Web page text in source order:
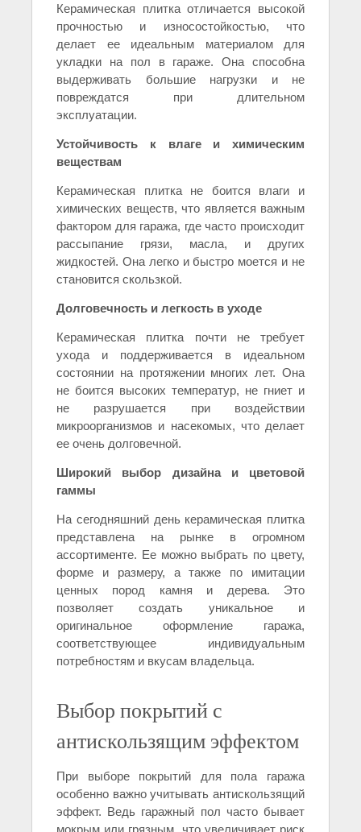
Керамическая плитка отличается высокой
прочностью и износостойкостью, что
делает ее идеальным материалом для
укладки на пол в гараже. Она способна
выдерживать большие нагрузки и не
повреждатся при длительном
эксплуатации.
Устойчивость к влаге и химическим
веществам
Керамическая плитка не боится влаги и
химических веществ, что является важным
фактором для гаража, где часто происходит
рассыпание грязи, масла, и других
жидкостей. Она легко и быстро моется и не
становится скользкой.
Долговечность и легкость в уходе
Керамическая плитка почти не требует
ухода и поддерживается в идеальном
состоянии на протяжении многих лет. Она
не боится высоких температур, не гниет и
не разрушается при воздействии
микроорганизмов и насекомых, что делает
ее очень долговечной.
Широкий выбор дизайна и цветовой
гаммы
На сегодняшний день керамическая плитка
представлена на рынке в огромном
ассортименте. Ее можно выбрать по цвету,
форме и размеру, а также по имитации
ценных пород камня и дерева. Это
позволяет создать уникальное и
оригинальное оформление гаража,
соответствующее индивидуальным
потребностям и вкусам владельца.
Выбор покрытий с
антискользящим эффектом
При выборе покрытий для пола гаража
особенно важно учитывать антискользящий
эффект. Ведь гаражный пол часто бывает
мокрым или грязным, что увеличивает риск